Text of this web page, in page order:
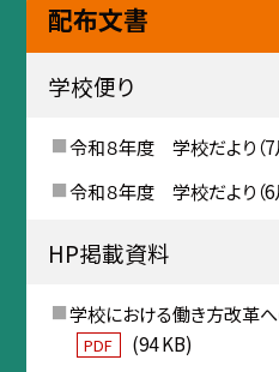
配布文書
学校便り
令和８年度 学校だより（7
令和８年度 学校だより（6
HP掲載資料
学校における働き方改革
PDF (94 KB)